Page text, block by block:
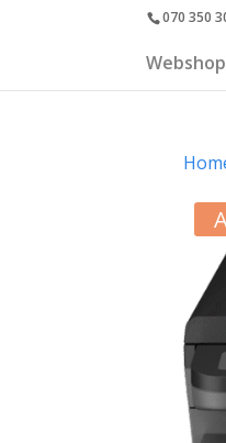
070 350
Webshop